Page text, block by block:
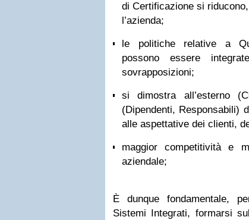
di Certificazione si
l’azienda;
le politiche relative a
possono essere
sovrapposizioni;
si dimostra all’esterno
(Dipendenti, Responsabili)
alle aspettative dei clienti,
maggior competitività e
aziendale;
È dunque fondamentale,
Sistemi Integrati, formarsi